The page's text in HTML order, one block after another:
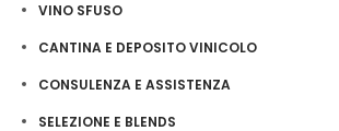
VINO SFUSO
CANTINA E DEPOSITO VINICOLO
CONSULENZA E ASSISTENZA
SELEZIONE E BLENDS